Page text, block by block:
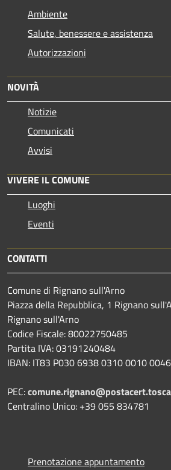
Ambiente
Salute, benessere e assistenza
Autorizzazioni
NOVITÀ
Notizie
Comunicati
Avvisi
VIVERE IL COMUNE
Luoghi
Eventi
CONTATTI
Comune di Rignano sull'Arno
Piazza della Repubblica, 1 Rignano
Rignano sull'Arno
Codice Fiscale: 80022750485
Partita IVA: 03191240484
IBAN: IT83 P030 6938 0310 0010
PEC:
Centralino Unico: +39 055 834781
Prenotazione appuntamento